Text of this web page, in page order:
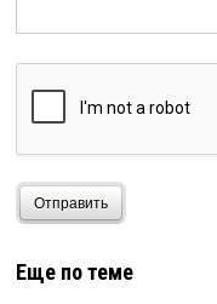
Отправить
Еще по теме